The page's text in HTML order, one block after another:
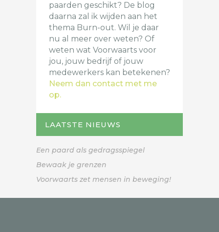
paarden geschikt? De blog
daarna zal ik wijden aan het
thema Burn-out. Wil je daar
nu al meer over weten? Of
weten wat Voorwaarts voor
jou, jouw bedrijf of jouw
medewerkers kan betekenen?
Neem dan contact met me
op.
LAATSTE NIEUWS
Een paard als gedragsspiegel
Bewaak je grenzen
Voorwaarts zet mensen in beweging!